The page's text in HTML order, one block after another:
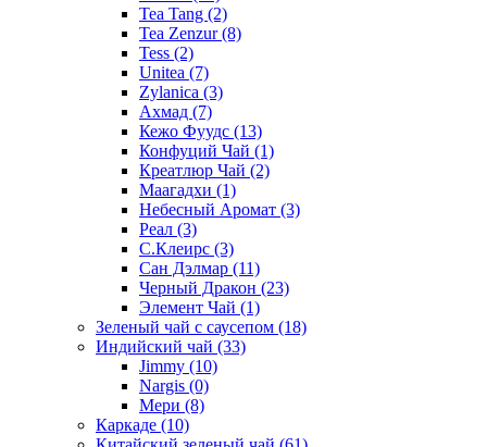
Tea Tang (2)
Tea Zenzur(8)
Tess (2)
Unitea (7)
Zylanica (3)
Ахмад (7)
Кежо Фуудс (13)
Конфуций Чай (1)
Креатлюр Чай (2)
Маагадхи (1)
Небесный Аромат (3)
Реал (3)
С.Клеирс (3)
Сан Дэлмар (11)
Черный Дракон (23)
Элемент Чай (1)
Зеленый чай с саусепом (18)
Индийский чай (33)
Jimmy (10)
Nargis (0)
Мери (8)
Каркаде (10)